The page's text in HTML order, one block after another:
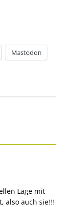
Mastodon
Lage mit
also auch sie!!!